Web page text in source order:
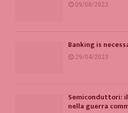
09/08/2023
Banking is
29/04/2023
Semiconduttori:
nella guerra